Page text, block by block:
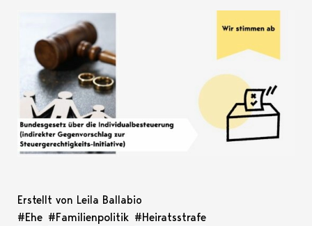
Erstellt von Leila Ballabio
#Ehe #Familienpolitik #Heiratsstrafe